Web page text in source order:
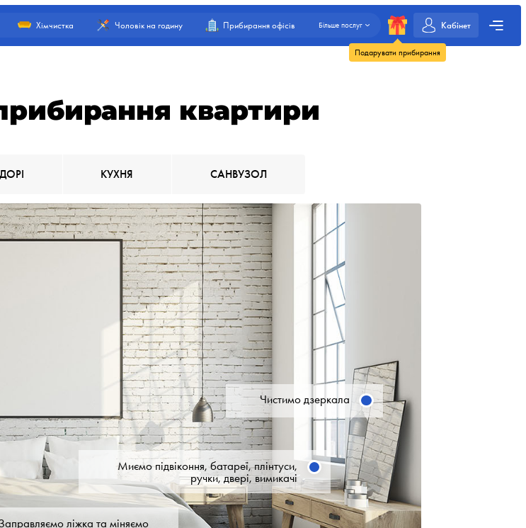
Хімчистка Чоловік на годину Прибирання офісів Більше послуг
Подарувати прибирання
Кабінет
квартири
КУХНЯ САНВУЗОЛ
ліжка та міняємо
Миємо підвіконня, батареї, плінтуси,
ручки, двері, вимикачі
Чистимо дзеркала